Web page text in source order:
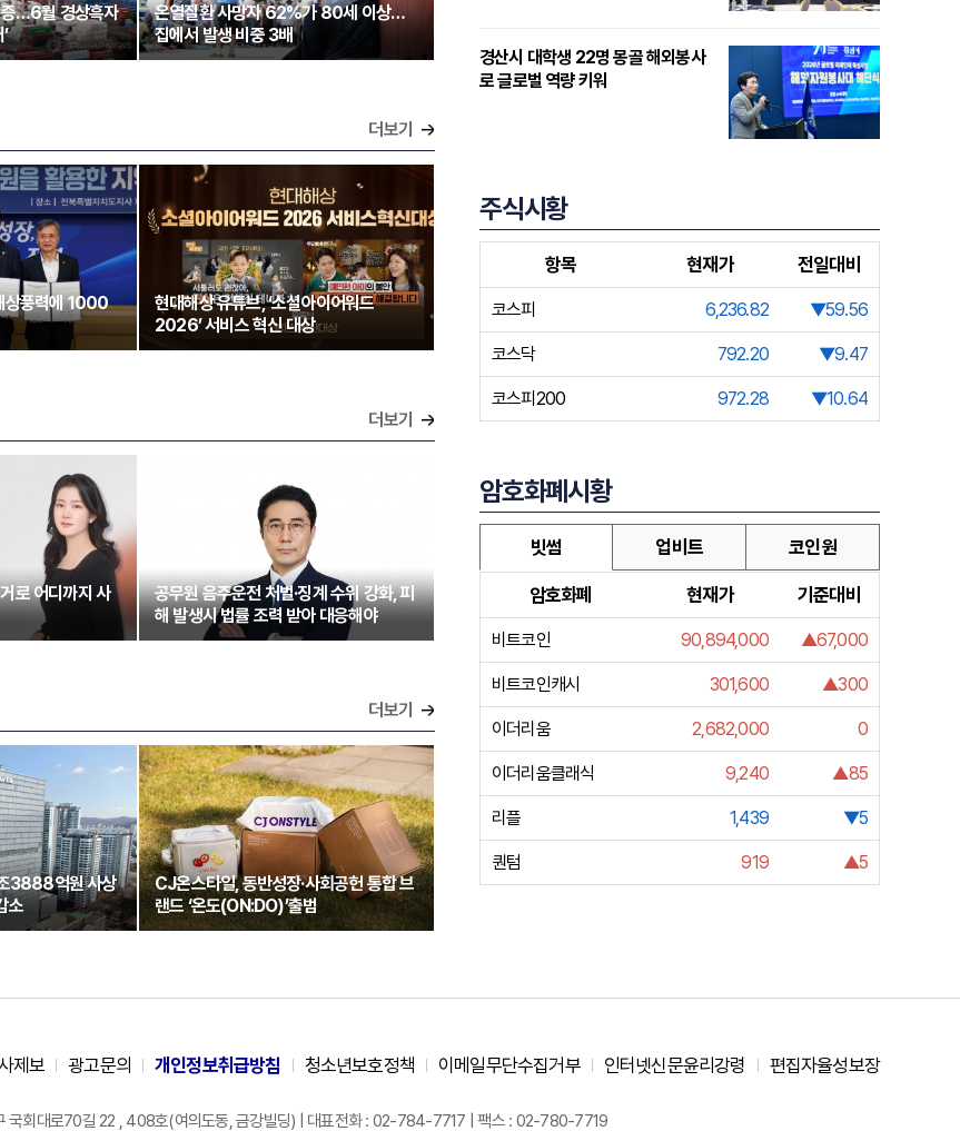
…6월 경상흑자
온열질환 사망자 62%가 80세 이상…
집에서 발생 비중 3배
더보기
풍력에 1000
현대해상 유튜브, ‘소셜아이어워드
2026’ 서비스 혁신 대상
더보기
로 어디까지 사
공무원 음주운전 처벌·징계 수위 강화, 피
해 발생시 법률 조력 받아 대응해야
더보기
3888억원 사상
소
CJ온스타일, 동반성장·사회공헌 통합 브
랜드 ‘온도(ON:DO)’출범
경산시 대학생 22명 몽골 해외봉사
로 글로벌 역량 키워
주식시황
항목 현재가 전일대비
코스피 6,236.82 ▼59.56
코스닥 792.20 ▼9.47
코스피200 972.28 ▼10.64
암호화폐시황
빗썸 업비트 코인원
암호화폐 현재가 기준대비
비트코인 90,894,000 ▲67,000
비트코인캐시 301,600 ▲300
이더리움 2,682,000 0
이더리움클래식 9,240 ▲85
리플 1,439 ▼5
퀀텀 919 ▲5
제보 광고문의 개인정보취급방침 청소년보호정책 이메일무단수집거부 인터넷신문윤리강령 편집자율성보장
국회대로70길 22 , 408호(여의도동, 금강빌딩) | 대표전화 : 02-784-7717 | 팩스 : 02-780-7719